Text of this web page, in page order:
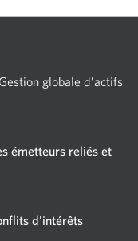
globale d’actifs
émetteurs reliés et
d'intérêts